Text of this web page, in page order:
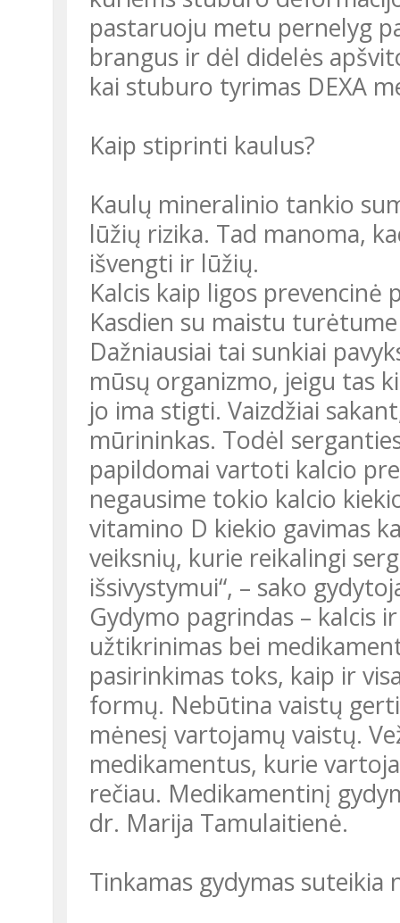
pastaruoju metu pernelyg
brangus ir dėl didelės
kai stuburo tyrimas DEXA
Kaip stiprinti kaulus?
Kaulų mineralinio tankio
lūžių rizika. Tad manoma,
išvengti ir lūžių.
Kalcis kaip ligos prevencinė
Kasdien su maistu
Dažniausiai tai sunkiai
mūsų organizmo, jeigu tas
jo ima stigti. Vaizdžiai
mūrininkas. Todėl
papildomai vartoti kalcio
negausime tokio kalcio
vitamino D kiekio gavimas
veiksnių, kurie reikalingi
išsivystymui“, – sako
Gydymo pagrindas – kalcis
užtikrinimas bei
pasirinkimas toks, kaip ir
formų. Nebūtina vaistų
mėnesį vartojamų vaistų.
medikamentus, kurie
rečiau. Medikamentinį
dr. Marija Tamulaitienė.
Tinkamas gydymas